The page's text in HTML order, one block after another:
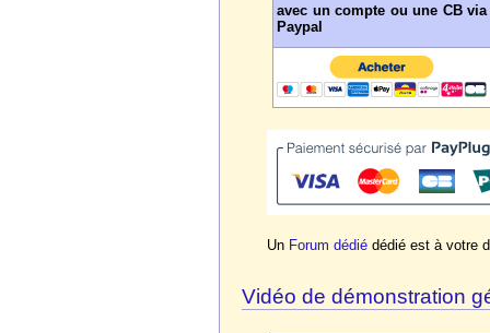
avec un compte ou une CB via
Paypal
Un Forum dédié dédié est à votre
Vidéo de démonstration